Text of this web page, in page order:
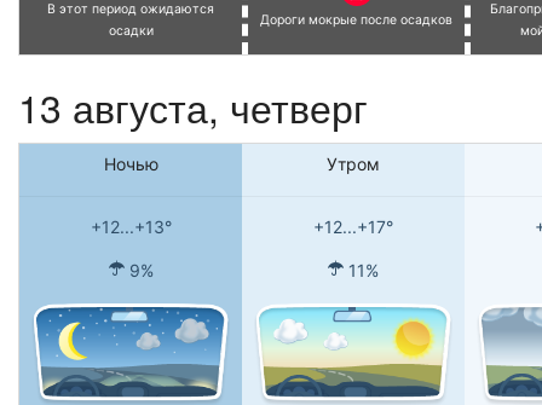
В этот период ожидаются
осадки
Дороги мокрые после осадков
13 августа, четверг
Ночью Утром
+12...+13° +12...+17°
9% 11%